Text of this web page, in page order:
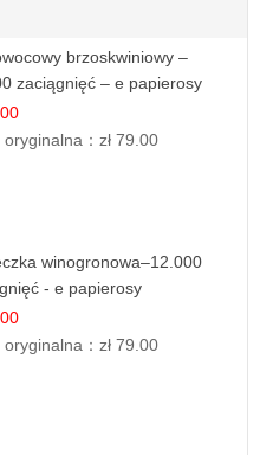
brzoskwiniowy –
zaciągnięć – e papierosy
oryginalna：zł 79.00
winogronowa–12.000
- e papierosy
oryginalna：zł 79.00